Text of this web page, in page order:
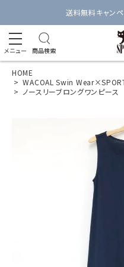
送料無料キャン
メニュー 商品検索
HOME
WACOAL Swin
ノースリーブロングワンピース